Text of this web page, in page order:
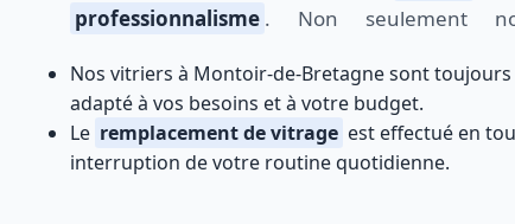
professionnalisme . Non seulement
Nos vitriers à Montoir-de-Bretagne sont
adapté à vos besoins et à votre budget.
Le remplacement de vitrage est effectué en
interruption de votre routine quotidienne.